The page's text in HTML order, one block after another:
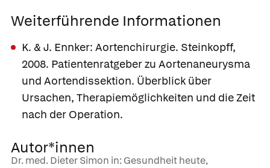
Weiterführende Informationen
K. & J. Ennker: Aortenchirurgie. Steinkopff,
2008. Patientenratgeber zu Aortenaneurysma
und Aortendissektion. Überblick über
Ursachen, Therapiemöglichkeiten und die Zeit
nach der Operation.
Autor*innen
Dr. med. Dieter Simon in: Gesundheit heute,